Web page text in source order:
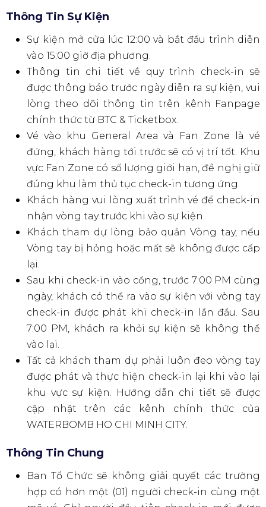
ĐIỀU KHOẢN VÀ ĐIỀU KIỆN
THAM GIA SỰ KIỆN
Với việc mua vé, khách hàng xem như đồng ý với điều
khoản & điều kiện của sự kiện.
Điều Khoản Về Vé
Mỗi tài khoản chỉ được mua tối đa 10 vé.
Mỗi vé chỉ dành cho một người và cho phép
vào khu vực sự kiện trong ngày được chỉ định.
Sự kiện chỉ dành cho khách hàng trên 18 tuổi.
Vui lòng mang theo giấy tờ tùy thân hợp lệ
(CCCD/Hộ chiếu) khi đến sự kiện. Trường hợp
khách hàng chưa đủ 18 tuổi sẽ không được
phép vào sự kiện và không được hoàn tiền vé
đã mua.
Vé điện tử sẽ được gửi qua ứng dụng Ticketbox
sau khi khách hàng mua vé thành công.
Khách hàng có trách nhiệm bảo mật vé của
mình.
Vé đã mua sẽ không được hoàn huỷ, không đổi
ngày diễn, không chỉnh sửa người sở hữu vé
với bất kỳ lý do nào.
Thông Tin Sự Kiện
vào 15:00 giờ địa phương.
Thông tin chi tiết về quy trình check-in sẽ
được thông báo trước ngày diễn ra sự kiện, vui
lòng theo dõi thông tin trên kênh Fanpage